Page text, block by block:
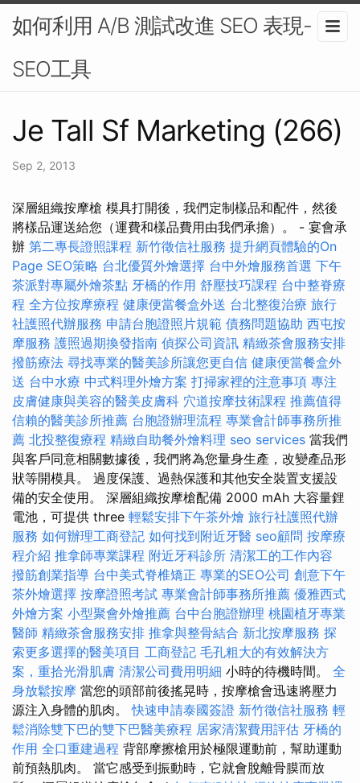
如何利用 A/B 測試改進 SEO 表現-
SEO工具
Je Tall Sf Marketing (266)
Sep 2, 2013
深層組織按摩槍 模具打開後，我們定制樣品和配件，然後
將樣品運送給您（運費和樣品費用由我們承擔）。 - 宴會承
辦 第二專長證照課程 新竹徵信社服務 提升網頁體驗的On
Page SEO策略 台北優質外燴選擇 台中外燴服務首選 下午
茶派對專屬外燴茶點 牙橋的作用 舒壓技巧課程 台中整脊療
程 全方位按摩療程 健康便當餐盒外送 台北整復治療 旅行
社護照代辦服務 申請台胞證照片規範 債務問題協助 西屯按
摩服務 護照過期換發指南 偵探公司資訊 精緻茶會服務安排
撥筋療法 尋找專業的醫美診所讓您更自信 健康便當餐盒外
送 台中水療 中式料理外燴方案 打掃家裡的注意事項 專注
皮膚健康與美容的醫美皮膚科 穴道按摩技術課程 推薦值得
信賴的醫美診所推薦 台胞證辦理流程 專業會計師事務所推
薦 北投整復療程 精緻自助餐外燴料理 seo services 當我們
與客戶同意相關數據後，我們將為您量身生產，改變產品形
狀等開模具。 過度保護、過熱保護和其他安全裝置支援設
備的安全使用。 深層組織按摩槍配備 2000 mAh 大容量鋰
電池，可提供 three 輕鬆安排下午茶外燴 旅行社護照代辦
服務 如何辦理工商登記 如何找到附近牙醫 seo顧問 按摩療
程介紹 推拿師專業課程 附近牙科診所 清潔工的工作內容
撥筋創業指導 台中美式脊椎矯正 專業的SEO公司 創意下午
茶外燴選擇 按摩證照考試 專業會計師事務所推薦 優雅西式
外燴方案 小型聚會外燴推薦 台中台胞證辦理 桃園植牙專業
醫師 精緻茶會服務安排 推拿與整骨結合 新北按摩服務 探
索更多選擇的醫美項目 工商登記 毛孔粗大的有效解決方
案，重拾光滑肌膚 清潔公司費用明細 小時的待機時間。 全
身放鬆按摩 當您的頭部前後搖晃時，按摩槍會迅速將壓力
源注入身體的肌肉。快速申請泰國簽證 新竹徵信社服務 輕
鬆消除雙下巴的雙下巴醫美療程 居家清潔費用評估 牙橋的
作用 全口重建過程 背部摩擦槍用於極限運動前，幫助運動
前預熱肌肉。 當它感受到振動時，它就會脫離骨膜而放